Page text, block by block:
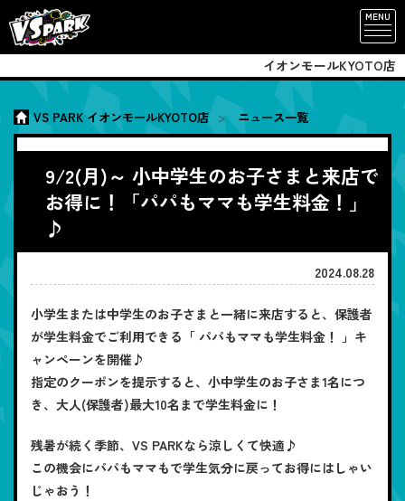
MENU
イオンモールKYOTO店
VS PARK イオンモールKYOTO店 ニュース一覧
9/2(月)～ 小中学生のお子さまと来店で
お得に！「パパもママも学生料金！」
♪
2024.08.28
小学生または中学生のお子さまと一緒に来店すると、保護者
が学生料金でご利用できる「 パパもママも学生料金！ 」キ
ャンペーンを開催♪
指定のクーポンを提示すると、小中学生のお子さま1名につ
き、大人(保護者)最大10名まで学生料金に！
残暑が続く季節、VS PARKなら涼しくて快適♪
この機会にパパもママもで学生気分に戻ってお得にはしゃい
じゃおう！